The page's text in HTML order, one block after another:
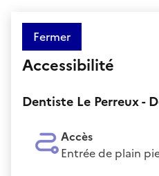
Fermer
Accessibilité
Dentiste Le Perreux -
Accès
Entrée de plain